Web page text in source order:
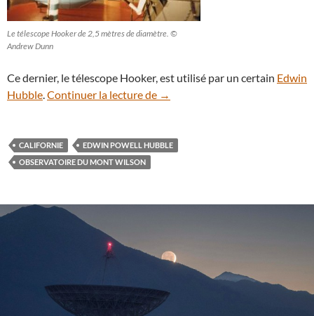
Le télescope Hooker de 2,5 mètres de diamètre. ©
Andrew Dunn
Ce dernier, le télescope Hooker, est utilisé par un certain Edwin
Hubble.Continuer la lecture de Californie : l’Observatoire du
→
CALIFORNIE
EDWIN POWELL HUBBLE
OBSERVATOIRE DU MONT WILSON